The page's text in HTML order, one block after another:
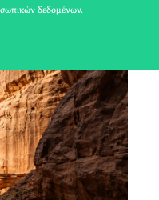
δεδομένων.